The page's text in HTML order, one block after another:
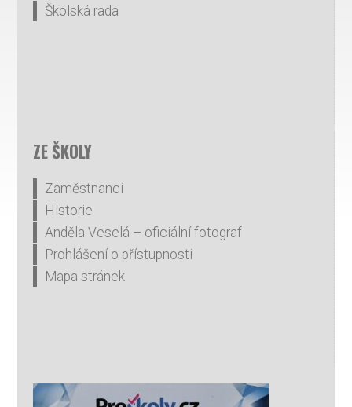
Školská rada
ZE ŠKOLY
Zaměstnanci
Historie
Anděla Veselá – oficiální fotograf
Prohlášení o přístupnosti
Mapa stránek